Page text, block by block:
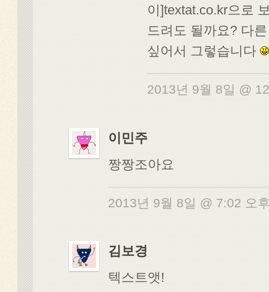
이]textat.co.kr으로
드려도 될까요? 다
싶어서 그렇습니다
2013년 9월 8일 @
이민주
짱짱조아요
2013년 9월 8일 @ 7:02 오
김보경
텍스트앳!